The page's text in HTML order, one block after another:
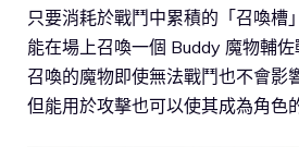
只要消耗於戰鬥中累積的「召喚槽
能在場上召喚一個 Buddy 魔物輔
召喚的魔物即使無法戰鬥也不會影
但能用於攻擊也可以使其成為角色